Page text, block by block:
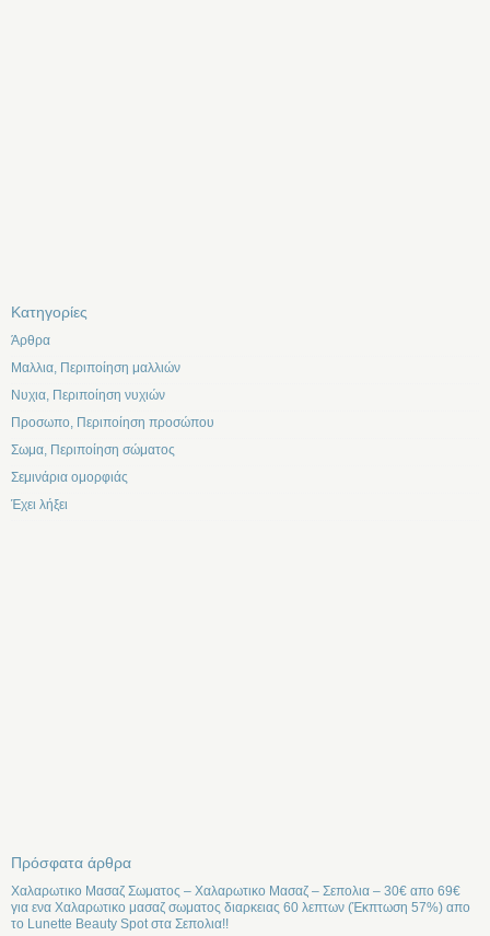
Kατηγορίες
Άρθρα
Μαλλια, Περιποίηση μαλλιών
Νυχια, Περιποίηση νυχιών
Προσωπο, Περιποίηση προσώπου
Σωμα, Περιποίηση σώματος
Σεμινάρια ομορφιάς
Έχει λήξει
Πρόσφατα άρθρα
Χαλαρωτικο Μασαζ Σωματος – Χαλαρωτικο Μασαζ – Σεπολια – 30€ απο 69€
για ενα Χαλαρωτικο μασαζ σωματος διαρκειας 60 λεπτων (Έκπτωση 57%) απο
το Lunette Beauty Spot στα Σεπολια!!